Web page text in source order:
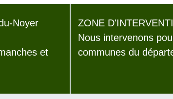
Noyer
et
ZONE
Nous intervenons
communes du